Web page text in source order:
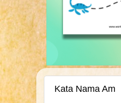
Kata Nama Am